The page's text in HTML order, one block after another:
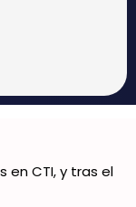
en CTI, y tras el